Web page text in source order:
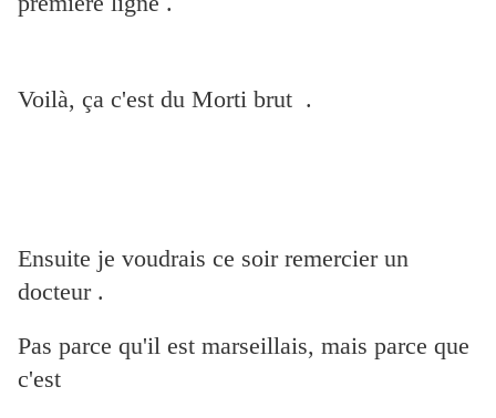
Voilà, ça c'est du Morti brut .
Ensuite je voudrais ce soir remercier un
docteur .
Pas parce qu'il est marseillais, mais parce que
c'est